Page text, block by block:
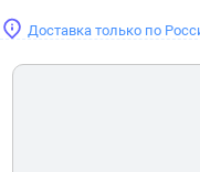
Доставка только по